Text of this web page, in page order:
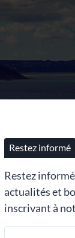
Restez informé
Restez
actualités et
inscrivant à